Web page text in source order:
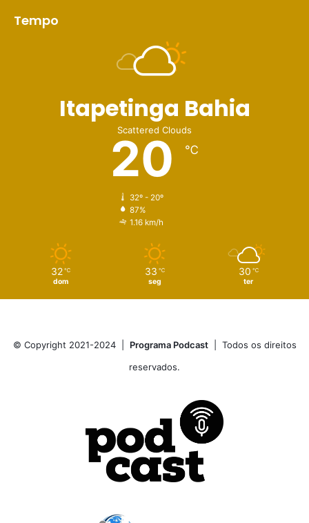
Tempo
Itapetinga Bahia
Scattered Clouds
20 ℃
32º - 20º
87%
1.16 km/h
32 ℃
dom
33 ℃
seg
30 ℃
ter
© Copyright 2021-2024 | Programa Podcast| Todos os direitos
reservados.